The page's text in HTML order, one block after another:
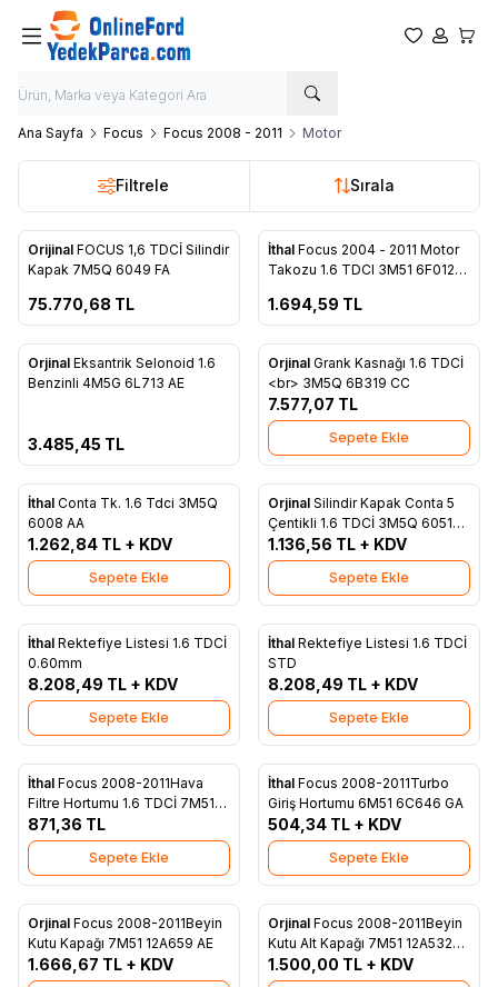
Favorilerim
Hesabım
Ana Sayfa Focus Focus 2008 - 2011 Motor
Filtrele Sırala
Favorilere Ekle
Orijinal FOCUS 1,6 TDCİ Silindir
Kapak 7M5Q 6049 FA
75.770,68 TL
Favorilere Ekle
Tükendi
İthal Focus 2004 - 2011 Motor
Takozu 1.6 TDCI 3M51 6F012
1.694,59 TL
Favorilere Ekle
Orjinal Eksantrik Selonoid 1.6
Benzinli 4M5G 6L713 AE
3.485,45 TL
Favorilere Ekle
Orjinal Grank Kasnağı 1.6 TDCİ
<br> 3M5Q 6B319 CC
7.577,07 TL
Sepete Ekle
Favorilere Ekle
İthal Conta Tk. 1.6 Tdci 3M5Q
6008 AA
1.262,84 TL + KDV
Sepete Ekle
Favorilere Ekle
Orjinal Silindir Kapak Conta 5
Çentikli 1.6 TDCİ 3M5Q 6051
EA
1.136,56 TL + KDV
Sepete Ekle
Favorilere Ekle
İthal Rektefiye Listesi 1.6 TDCİ
0.60mm
8.208,49 TL + KDV
Sepete Ekle
Favorilere Ekle
İthal Rektefiye Listesi 1.6 TDCİ
STD
8.208,49 TL + KDV
Sepete Ekle
Favorilere Ekle
İthal Focus 2008-2011Hava
Filtre Hortumu 1.6 TDCİ 7M51
9A673 EJ
871,36 TL
Sepete Ekle
Favorilere Ekle
İthal Focus 2008-2011Turbo
Giriş Hortumu 6M51 6C646 GA
504,34 TL + KDV
Sepete Ekle
Favorilere Ekle
Orjinal Focus 2008-2011Beyin
Kutu Kapağı 7M51 12A659 AE
1.666,67 TL + KDV
Favorilere Ekle
Orjinal Focus 2008-2011Beyin
Kutu Alt Kapağı 7M51 12A532
BC
1.500,00 TL + KDV